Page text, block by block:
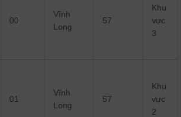
00
Vĩnh
Long
57
Khu
vực
3
01
Vĩnh
Long
57
Khu
vực
2